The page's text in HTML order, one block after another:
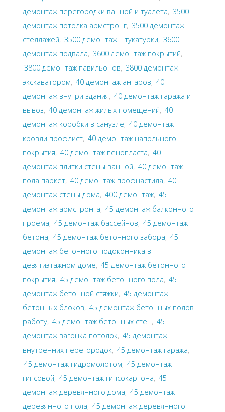
демонтаж перегородки ванной и туалета, 3500
демонтаж потолка армстронг, 3500 демонтаж
стеллажей, 3500 демонтаж штукатурки, 3600
демонтаж подвала, 3600 демонтаж покрытий,
3800 демонтаж павильонов, 3800 демонтаж
экскаватором, 40 демонтаж ангаров, 40
демонтаж внутри здания, 40 демонтаж гаража и
вывоз, 40 демонтаж жилых помещений, 40
демонтаж коробки в санузле, 40 демонтаж
кровли профлист, 40 демонтаж напольного
покрытия, 40 демонтаж пенопласта, 40
демонтаж плитки стены ванной, 40 демонтаж
пола паркет, 40 демонтаж профнастила, 40
демонтаж стены дома, 400 демонтаж, 45
демонтаж армстронга, 45 демонтаж балконного
проема, 45 демонтаж бассейнов, 45 демонтаж
бетона, 45 демонтаж бетонного забора, 45
демонтаж бетонного подоконника в
девятиэтажном доме, 45 демонтаж бетонного
покрытия, 45 демонтаж бетонного пола, 45
демонтаж бетонной стяжки, 45 демонтаж
бетонных блоков, 45 демонтаж бетонных полов
работу, 45 демонтаж бетонных стен, 45
демонтаж вагонка потолок, 45 демонтаж
внутренних перегородок, 45 демонтаж гаража,
45 демонтаж гидромолотом, 45 демонтаж
гипсовой, 45 демонтаж гипсокартона, 45
демонтаж деревянного дома, 45 демонтаж
деревянного пола, 45 демонтаж деревянного